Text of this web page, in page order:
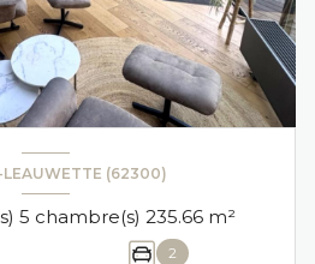
LEAUWETTE (62300)
Maison 9 pièce(s) 5 chambre(s) 235.66 m²
2